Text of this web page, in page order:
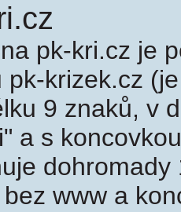
pk-kri.cz je
pk-krizek.cz
9 znaků, v
a s
www a